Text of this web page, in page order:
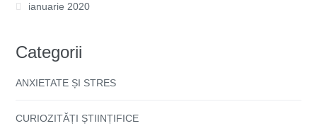
ianuarie 2020
Categorii
ANXIETATE ȘI STRES
CURIOZITĂȚI ȘTIINȚIFICE